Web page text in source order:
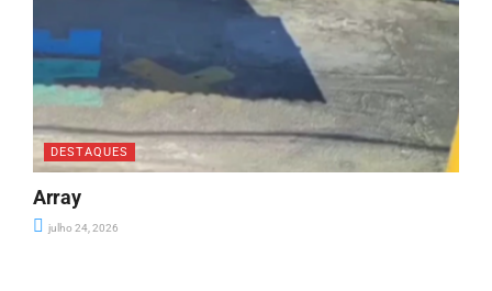
DESTAQUES
Array
julho 24, 2026